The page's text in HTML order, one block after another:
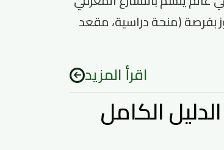
بفرصة (منحة دراسية، مقعد
اقرأ المزيد
الفرق بين Motivation Letter وCover Letter الدليل الكامل